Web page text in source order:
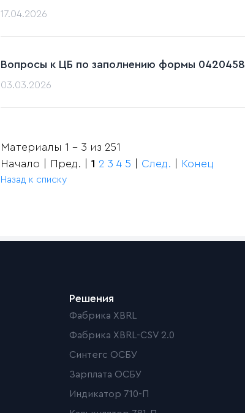
17.04.2026
Вопросы к ЦБ по заполнению формы 0420458
03.03.2026
Материалы 1 - 3 из 251
Начало | Пред. | 1 2 3 4 5 След. Конец
Назад к списку
Решения
Фабрика XBRL
Фабрика XBRL-CSV 2.0
Синтегс ОСБУ
Зарплата ОСБУ
Индикатор 710-П